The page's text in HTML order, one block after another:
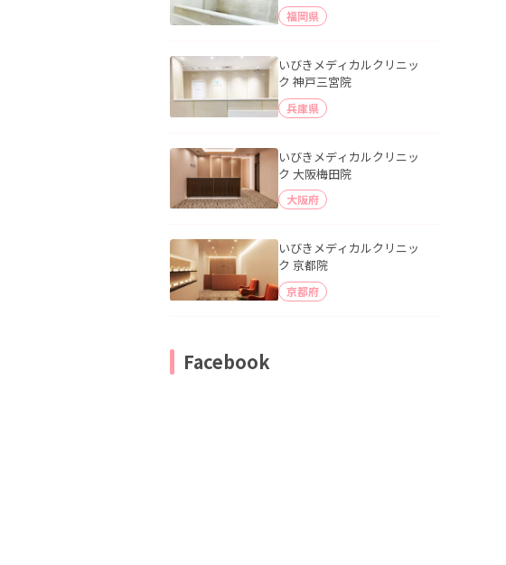
福岡県
いびきメディカルクリニッ
ク 神戸三宮院
兵庫県
いびきメディカルクリニッ
ク 大阪梅田院
大阪府
いびきメディカルクリニッ
ク 京都院
京都府
Facebook